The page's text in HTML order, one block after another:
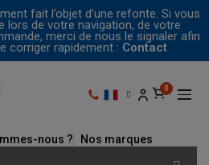
fait l’objet d’une refonte. Si vous
lors de votre navigation, de votre
merci de nous le signaler afin
corriger rapidement : Contact
nous ? Nos marques